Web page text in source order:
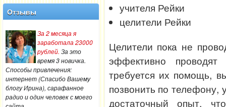
Отзывы
За 2 месяца я
заработала 23000
рублей. За это
время 3 новичка.
Способы привлечения:
интернет (Спасибо Вашему
блогу Ирина), сарафанное
радио и один человек с моего
учителя Рейки
целители Рейки
Целители пока не
эффективно
требуется их помощь,
позвонить по телефону,
достаточный опыт,